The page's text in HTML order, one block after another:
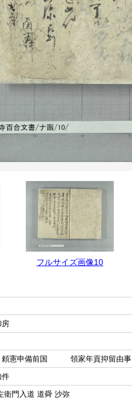
フルサイズ画像10
房
備前国 領家年貢抑留由事
件
衛門入道 道舜 沙弥